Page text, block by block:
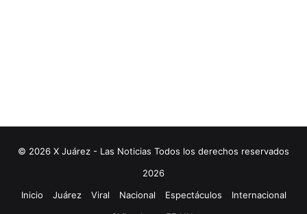
© 2026 X Juárez - Las Noticias Todos los derechos reservados
2026
Inicio
Juárez Viral Nacional Espectáculos
Internacional